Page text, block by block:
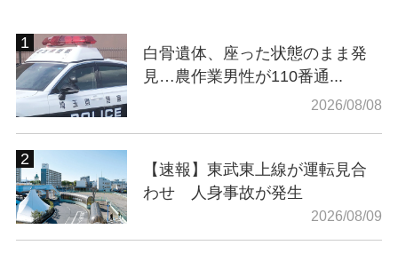
白骨遺体、座った状態のまま発
見…農作業男性が110番通...
2026/08/08
【速報】東武東上線が運転見合
わせ 人身事故が発生
2026/08/09